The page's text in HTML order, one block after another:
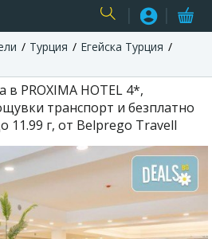
USER
Турция
Егейска Турция
в PROXIMA HOTEL 4*,
транспорт и безплатно
11.99 г, от Belprego Travell